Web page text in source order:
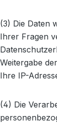
(3) Die Daten
Ihrer Fragen
Weitergabe
Ihre IP-
(4) Die